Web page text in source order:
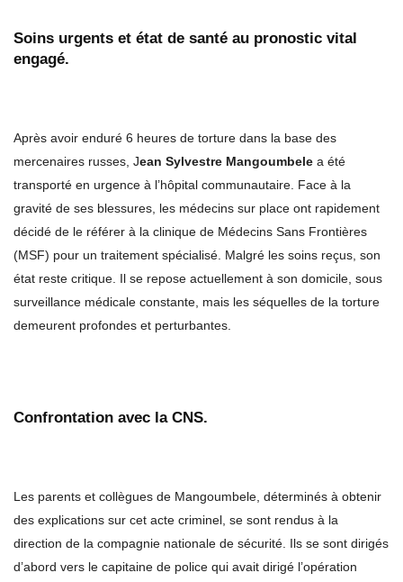
Soins urgents et état de santé au pronostic vital
engagé.
Après avoir enduré 6 heures de torture dans la base des
mercenaires russes, Jean Sylvestre Mangoumbele a été
transporté en urgence à l’hôpital communautaire. Face à la
gravité de ses blessures, les médecins sur place ont rapidement
décidé de le référer à la clinique de Médecins Sans Frontières
(MSF) pour un traitement spécialisé. Malgré les soins reçus, son
état reste critique. Il se repose actuellement à son domicile, sous
surveillance médicale constante, mais les séquelles de la torture
demeurent profondes et perturbantes.
Confrontation avec la CNS.
Les parents et collègues de Mangoumbele, déterminés à obtenir
des explications sur cet acte criminel, se sont rendus à la
direction de la compagnie nationale de sécurité. Ils se sont dirigés
d’abord vers le capitaine de police qui avait dirigé l’opération